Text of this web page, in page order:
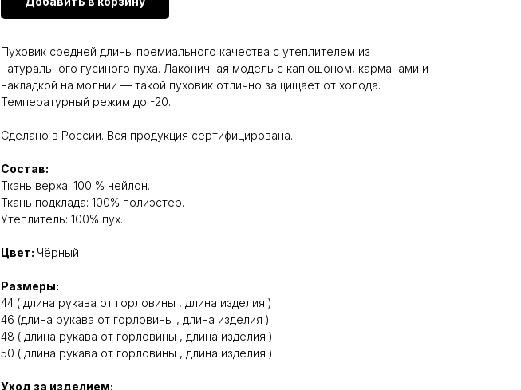
Пуховик средней длины премиального качества с утеплителем из
натурального гусиного пуха. Лаконичная модель с капюшоном, карманами и
накладкой на молнии — такой пуховик отлично защищает от холода.
Температурный режим до -20.
Сделано в России. Вся продукция сертифицирована.
Состав:
Ткань верха: 100 % нейлон.
Ткань подклада: 100% полиэстер.
Утеплитель: 100% пух.
Цвет: Чёрный
Размеры:
44 ( длина рукава от горловины , длина изделия )
46 (длина рукава от горловины , длина изделия )
48 ( длина рукава от горловины , длина изделия )
50 ( длина рукава от горловины , длина изделия )
Уход за изделием: